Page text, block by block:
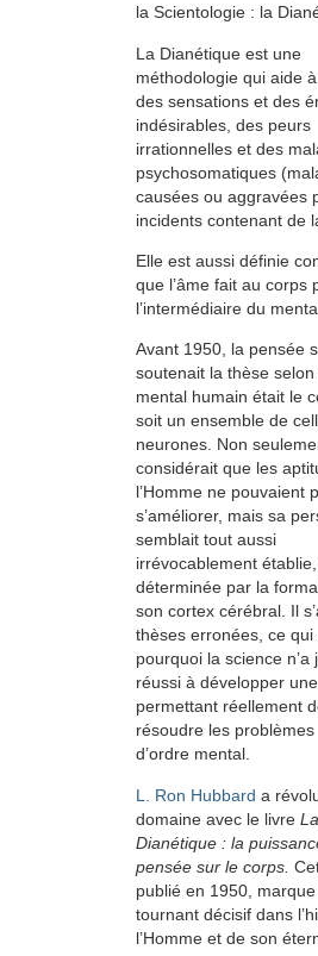
la Scientologie : la
La Dianétique est une
méthodologie qui aide
des sensations et des
indésirables, des peurs
irrationnelles et des
psychosomatiques
causées ou aggravées
incidents contenant de
Elle est aussi définie
que l’âme fait au corps
l’intermédiaire du
Avant 1950, la pensée
soutenait la thèse
mental humain était le
soit un ensemble de
neurones. Non
considérait que les
l’Homme ne pouvaient
s’améliorer, mais sa
semblait tout aussi
irrévocablement
déterminée par la
son cortex cérébral. Il
thèses erronées, ce qui
pourquoi la science n’a
réussi à développer
permettant réellement
résoudre les problèmes
d’ordre mental.
L. Ron Hubbard a
domaine avec le livre La
Dianétique : la
pensée sur le corps.
publié en 1950, marque
tournant décisif dans
l’Homme et de son